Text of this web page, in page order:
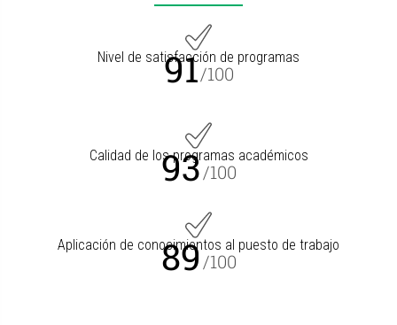
Nivel de satisfacción de programas
91/100
Calidad de los programas académicos
93/100
Aplicación de conocimientos al puesto de trabajo
89/100